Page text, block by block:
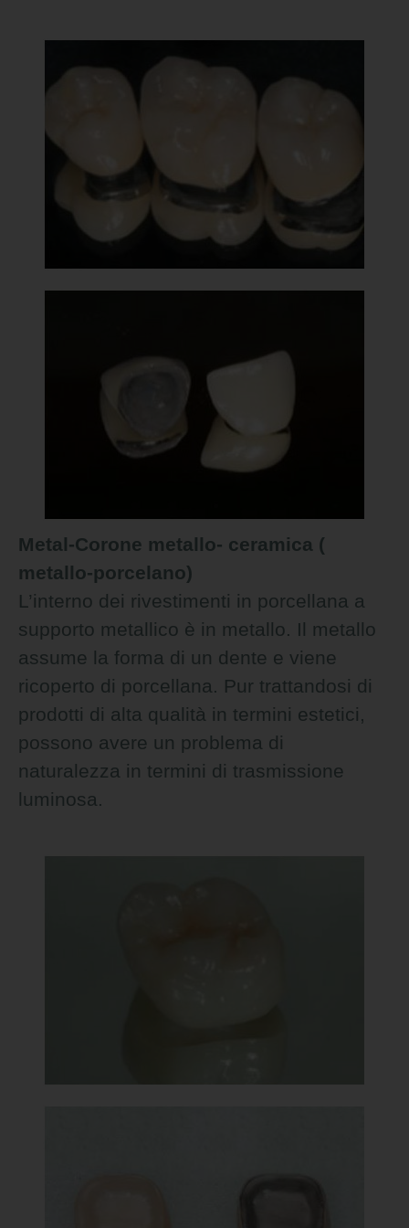
Metal-Corone metallo- ceramica (
metallo-porcelano)
L’interno dei rivestimenti in porcellana a
supporto metallico è in metallo. Il metallo
assume la forma di un dente e viene
ricoperto di porcellana. Pur trattandosi di
prodotti di alta qualità in termini estetici,
possono avere un problema di
naturalezza in termini di trasmissione
luminosa.